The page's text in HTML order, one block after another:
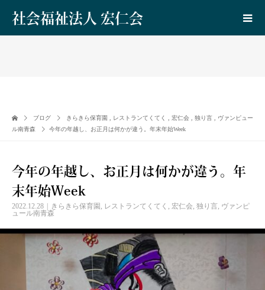
社会福祉法人 宏仁会
ブログ きらきら保育園 レストランてくてく 宏仁会 独り言
ヴァンピュー
ル南青森
今年の年越し、お正月は何かが違う。年末年始Week
今年の年越し、お正月は何かが違う。年
末年始Week
2022.12.28 きらきら保育園 , レストランてくてく , 宏仁会, 独り言, ヴァンピ
ュール南青森